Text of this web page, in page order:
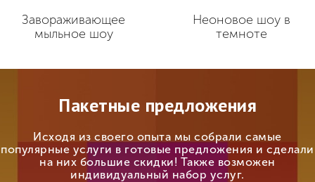
Завораживающее
мыльное шоу
Неоновое шоу в
темноте
Пакетные предложения
Исходя из своего опыта мы собрали самые
популярные услуги в готовые предложения и сделали
на них большие скидки! Также возможен
индивидуальный набор услуг.